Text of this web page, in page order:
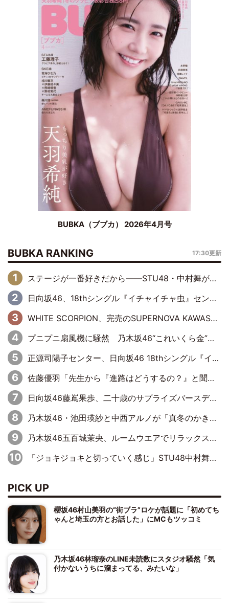
BUBKA（ブブカ） 2026年4月号
BUBKA RANKING 17:30更新
ステージが一番好きだから――STU48・中村舞が描く“これからの私”
日向坂46、18thシングル『イチャイチャ虫』センターは正源司陽子に決定& 佐藤優羽や平岡海月など、“ひなた坂46”からの選抜入りも注目！
WHITE SCORPION、完売のSUPERNOVA KAWASAKIで沸いた“着席型LIVE” 『BASE Live #16』昼公演リポート
プニプニ扇風機に騒然 乃木坂46“これいくら金”延長中は今回もわちゃわちゃ全開
正源司陽子センター、日向坂46 18thシングル『イチャイチャ虫』新ビジュアル公開
佐藤優羽「先生から『進路はどうするの？』と聞かれて。『実は……』とXのトレンドで1位になっているスマホを見せました」【日向坂46『五期生LIVE』開催記念 五期生“変革”ドキュメンタリー③】
日向坂46藤嶌果歩、二十歳のサプライズバースデーに大喜び「頼られる先輩になれるように努力していきたい」
乃木坂46・池田瑛紗と中西アルノが「真冬のかき氷」騒動で火花散らす！ 因縁の裏にあるのは、逆境をともに“凌”ぐ似た者同士の絆
乃木坂46五百城茉央、ルームウエアでリラックス「今回のグラビアを見て成長を感じていただけるとうれしい」
「ジョキジョキと切っていく感じ」STU48中村舞、新しい挑戦は自らの手で
PICK UP
櫻坂46村山美羽の“街ブラ”ロケが話題に「初めてち
ゃんと埼玉の方とお話した」にMCもツッコミ
乃木坂46林瑠奈のLINE未読数にスタジオ騒然「気
付かないうちに溜まってる、みたいな」